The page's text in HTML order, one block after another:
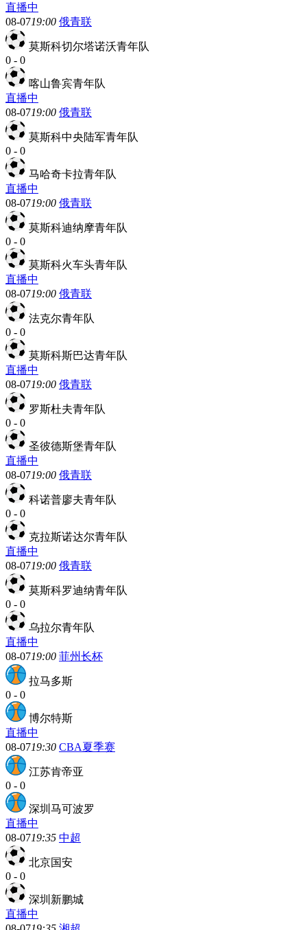
直播中
08-0719:00 俄青联
莫斯科切尔塔诺沃青年队
0 - 0
喀山鲁宾青年队
直播中
08-0719:00 俄青联
莫斯科中央陆军青年队
0 - 0
马哈奇卡拉青年队
直播中
08-0719:00 俄青联
莫斯科迪纳摩青年队
0 - 0
莫斯科火车头青年队
直播中
08-0719:00 俄青联
法克尔青年队
0 - 0
莫斯科斯巴达青年队
直播中
08-0719:00 俄青联
罗斯杜夫青年队
0 - 0
圣彼德斯堡青年队
直播中
08-0719:00 俄青联
科诺普廖夫青年队
0 - 0
克拉斯诺达尔青年队
直播中
08-0719:00 俄青联
莫斯科罗迪纳青年队
0 - 0
乌拉尔青年队
直播中
08-0719:00 菲州长杯
拉马多斯
0 - 0
博尔特斯
直播中
08-0719:30 CBA夏季赛
江苏肯帝亚
0 - 0
深圳马可波罗
直播中
08-0719:35 中超
北京国安
0 - 0
深圳新鹏城
直播中